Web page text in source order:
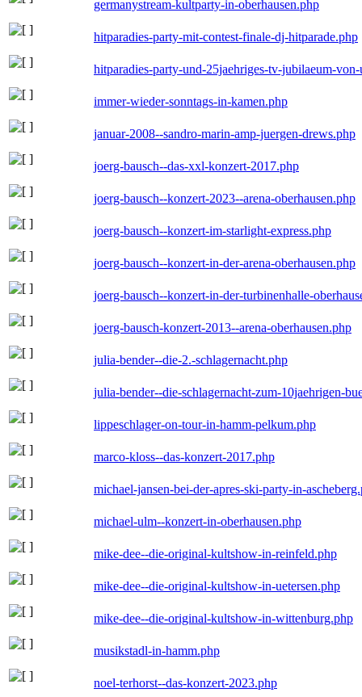
germanystream-kultparty-in-oberhausen.php
hitparadies-party-mit-contest-finale-dj-hitparade.php
hitparadies-party-und-25jaehriges-tv-jubilaeum-
immer-wieder-sonntags-in-kamen.php
januar-2008--sandro-marin-amp-juergen-drews.php
joerg-bausch--das-xxl-konzert-2017.php
joerg-bausch--konzert-2023--arena-oberhausen.php
joerg-bausch--konzert-im-starlight-express.php
joerg-bausch--konzert-in-der-arena-oberhausen.php
joerg-bausch--konzert-in-der-turbinenhalle-
joerg-bausch-konzert-2013--arena-oberhausen.php
julia-bender--die-2.-schlagernacht.php
julia-bender--die-schlagernacht-zum-10jaehrigen-
lippeschlager-on-tour-in-hamm-pelkum.php
marco-kloss--das-konzert-2017.php
michael-jansen-bei-der-apres-ski-party-in-
michael-ulm--konzert-in-oberhausen.php
mike-dee--die-original-kultshow-in-reinfeld.php
mike-dee--die-original-kultshow-in-uetersen.php
mike-dee--die-original-kultshow-in-wittenburg.php
musikstadl-in-hamm.php
noel-terhorst--das-konzert-2023.php